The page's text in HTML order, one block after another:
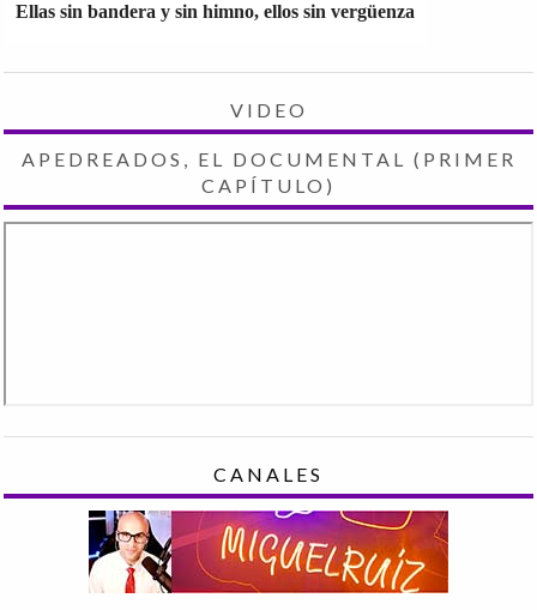
Ellas sin bandera y sin himno, ellos sin vergüenza
VIDEO
APEDREADOS, EL DOCUMENTAL (PRIMER
CAPÍTULO)
CANALES